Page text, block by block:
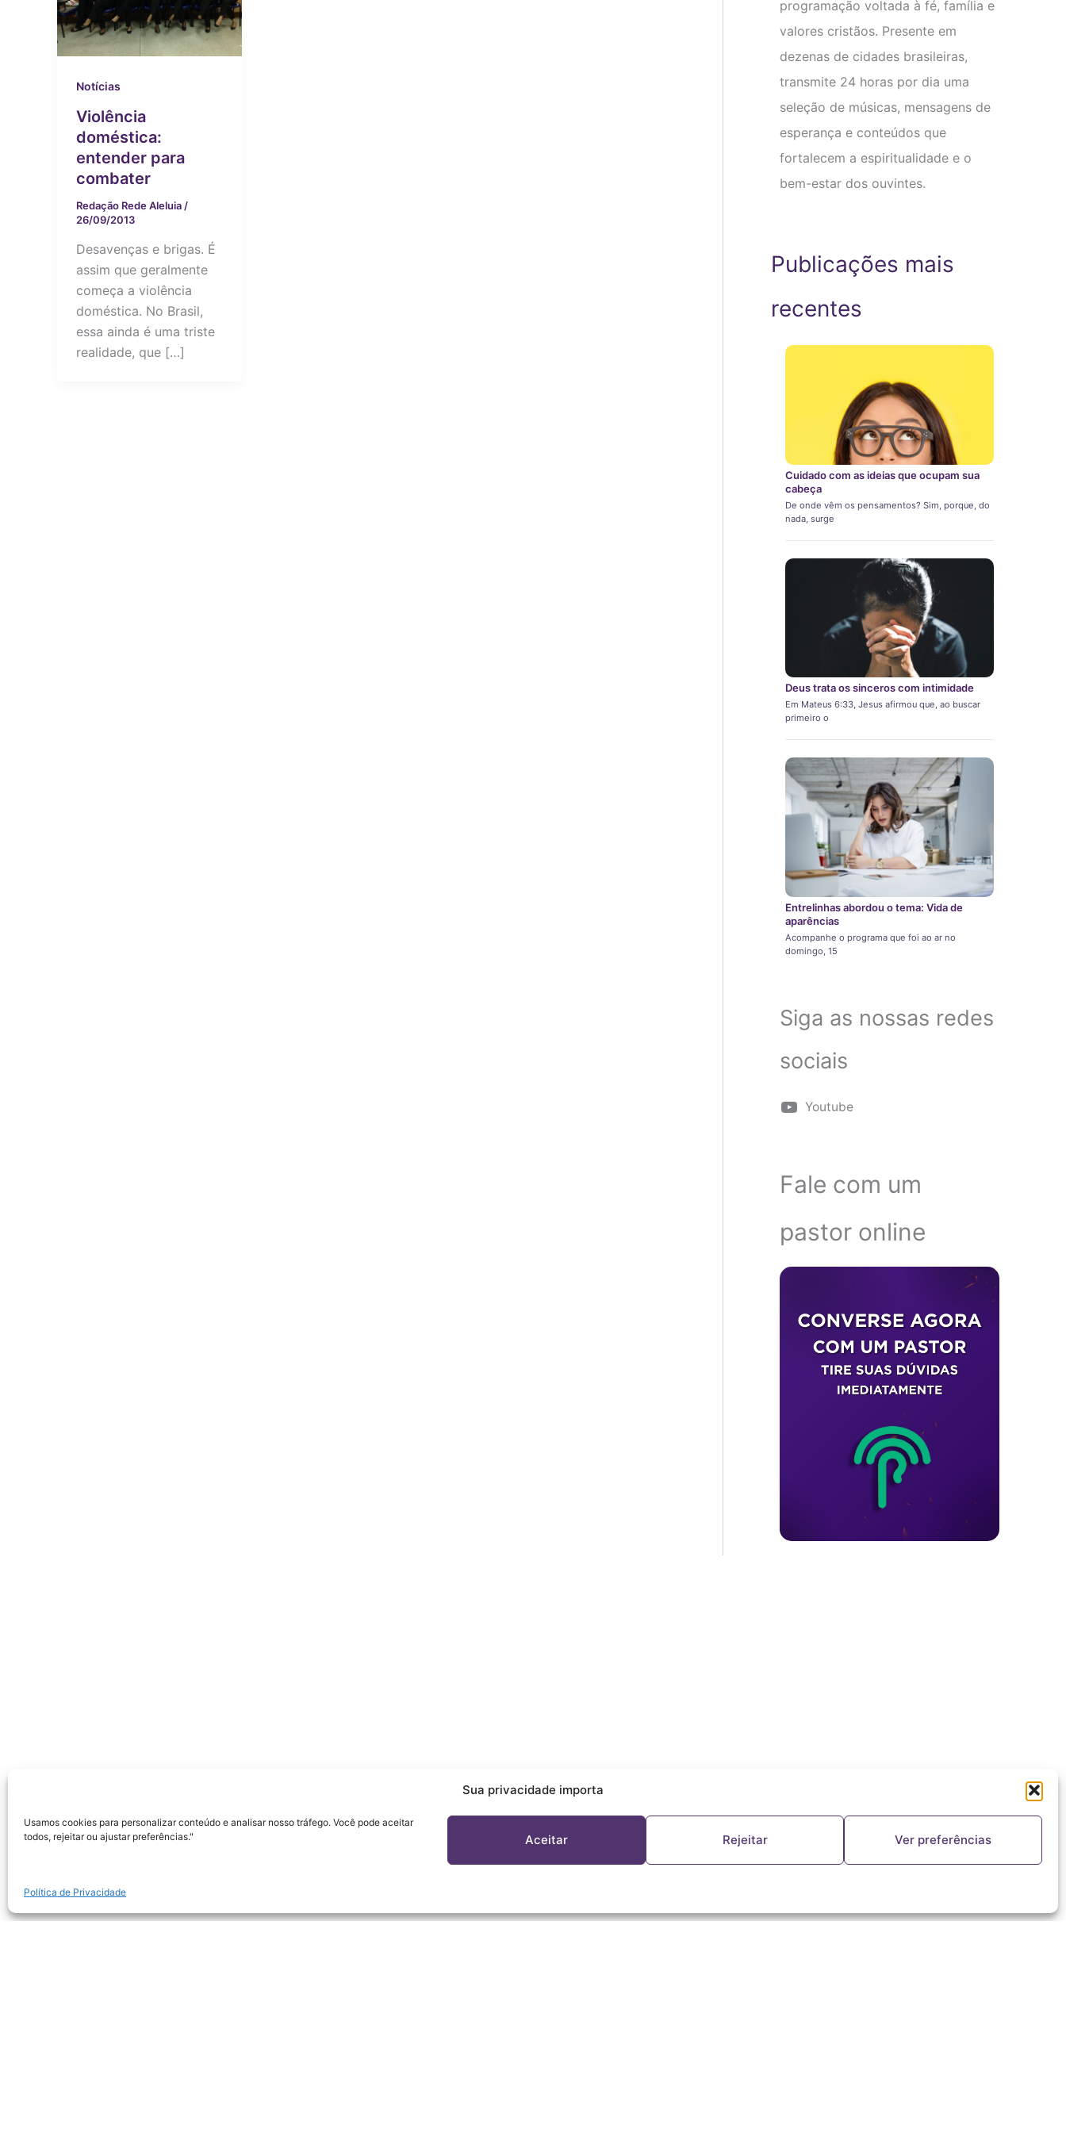
Sua privacidade importa
Usamos cookies para personalizar conteúdo e analisar nosso tráfego. Você pode aceitar
todos, rejeitar ou ajustar preferências."
Aceitar Rejeitar Ver preferências
Política de Privacidade
Notícias
Violência
doméstica:
entender para
combater
Redação Rede Aleluia /
26/09/2013
Desavenças e brigas. É
assim que geralmente
começa a violência
doméstica. No Brasil,
essa ainda é uma triste
realidade, que […]
programação voltada à fé, família e
valores cristãos. Presente em
dezenas de cidades brasileiras,
transmite 24 horas por dia uma
seleção de músicas, mensagens de
esperança e conteúdos que
fortalecem a espiritualidade e o
bem-estar dos ouvintes.
Publicações mais
recentes
Cuidado com as ideias que ocupam sua
cabeça
De onde vêm os pensamentos? Sim, porque, do
nada, surge
Deus trata os sinceros com intimidade
Em Mateus 6:33, Jesus afirmou que, ao buscar
primeiro o
Entrelinhas abordou o tema: Vida de
aparências
Acompanhe o programa que foi ao ar no
domingo, 15
Siga as nossas redes
sociais
Youtube
Fale com um
pastor online